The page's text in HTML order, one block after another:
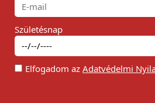
Születésnap
Elfogadom az Adatvédelmi